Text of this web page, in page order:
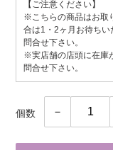
価
格
【ご注意ください】
※こちらの商品はお取
合は1・2ヶ月お待ち
問合せ下さい。
※実店舗の店頭に在庫
問合せ下さい。
個数